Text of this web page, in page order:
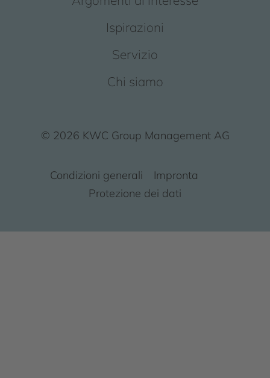
Ispirazioni
Servizio
Chi siamo
© 2026 KWC Group Management AG
Condizioni generali
Impronta
Protezione dei dati